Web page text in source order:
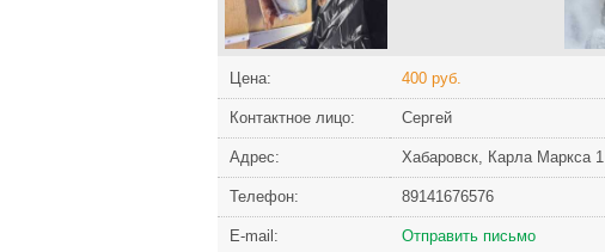
Цена: 400 руб.
Контактное лицо: Сергей
Адрес: Хабаровск, Карла Маркса 1
Телефон: 89141676576
Е-mail: Отправить письмо